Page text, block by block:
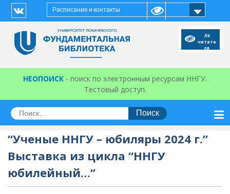
Перейти
Расписание и контакты
Vk
ЛК
читате
ля
НЕОПОИСК - поиск по электронным ресурсам ННГУ.
Тестовый доступ.
Искать:
“Ученые ННГУ – юбиляры 2024 г.”
Выставка из цикла “ННГУ
юбилейный…”